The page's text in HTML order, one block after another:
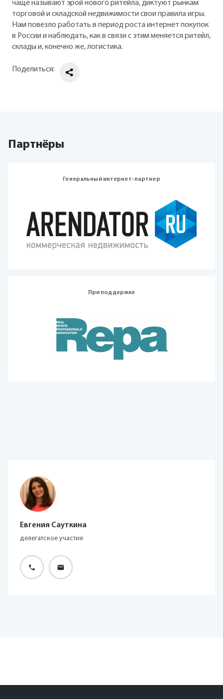
чаще называют эрой нового ритейла, диктуют рынкам
торговой и складской недвижимости свои правила игры.
Нам повезло работать в период роста интернет покупок
в России и наблюдать, как в связи с этим меняется ритейл,
склады и, конечно же, логистика.
Поделиться:
Партнёры
Генеральный интернет-партнер
При поддержке
Евгения Сауткина
делегатское участие